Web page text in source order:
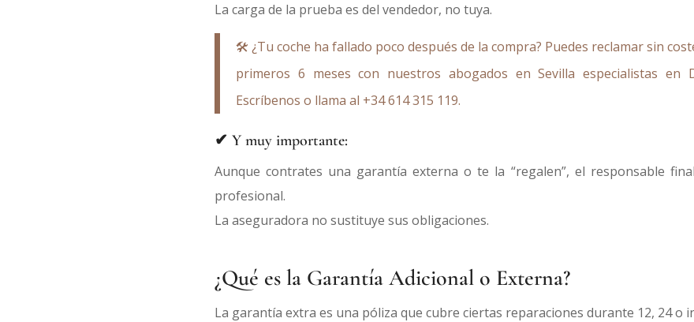
La carga de la prueba es del vendedor, no tuya.
🛠 ¿Tu coche ha fallado poco después de la compra? Puedes reclamar sin
primeros 6 meses con nuestros abogados en Sevilla especialistas en
Escríbenos o llama al +34 614 315 119.
✔ Y muy importante:
Aunque contrates una garantía externa o te la “regalen”, el responsable
profesional.
La aseguradora no sustituye sus obligaciones.
¿Qué es la Garantía Adicional o Externa?
La garantía extra es una póliza que cubre ciertas reparaciones durante 12, 24 o